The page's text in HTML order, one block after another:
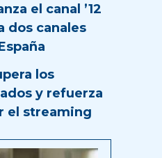
el canal ’12
dos canales
los
y refuerza
el streaming